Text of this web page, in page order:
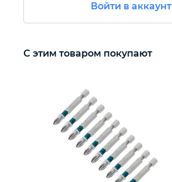
Крепежный инструмент
Войти в аккаунт
С этим товаром покупают